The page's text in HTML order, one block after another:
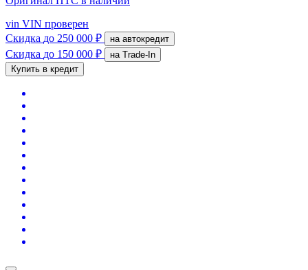
vin VIN проверен
Скидка до 250 000 ₽ на автокредит
Скидка до 150 000 ₽
на Trade-In
Купить в кредит